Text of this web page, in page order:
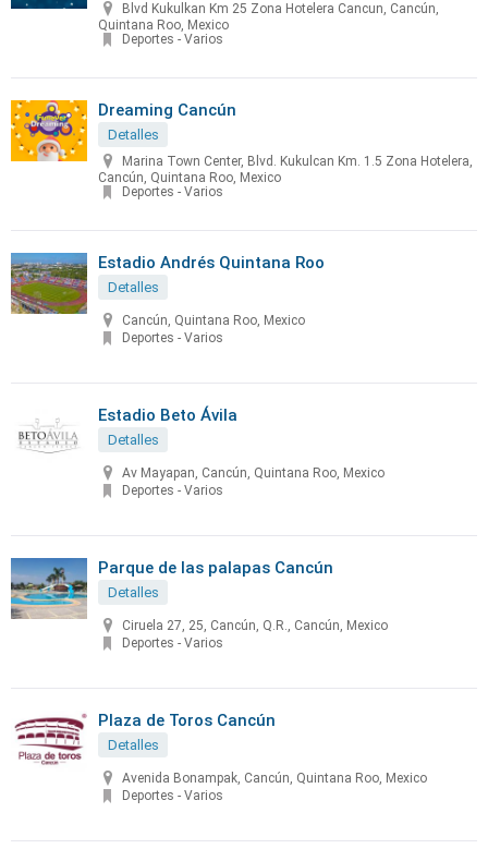
Blvd Kukulkan Km 25 Zona Hotelera Cancun, Cancún,
Quintana Roo, Mexico
Deportes - Varios
Dreaming Cancún
Detalles
Marina Town Center, Blvd. Kukulcan Km. 1.5 Zona Hotelera,
Cancún, Quintana Roo, Mexico
Deportes - Varios
Estadio Andrés Quintana Roo
Detalles
Cancún, Quintana Roo, Mexico
Deportes - Varios
Estadio Beto Ávila
Detalles
Av Mayapan, Cancún, Quintana Roo, Mexico
Deportes - Varios
Parque de las palapas Cancún
Detalles
Ciruela 27, 25, Cancún, Q.R., Cancún, Mexico
Deportes - Varios
Plaza de Toros Cancún
Detalles
Avenida Bonampak, Cancún, Quintana Roo, Mexico
Deportes - Varios